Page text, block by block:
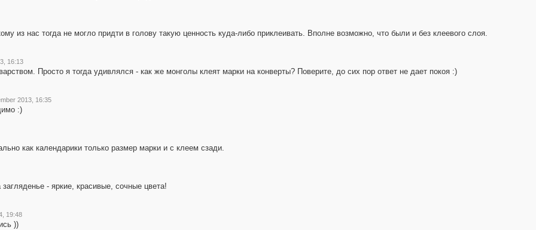
из нас тогда не могло придти в голову такую ценность куда-либо приклеивать. Вполне возможно, что были и без клеевого слоя.
16:13
Просто я тогда удивлялся - как же монголы клеят марки на конверты? Поверите, до сих пор ответ не дает покоя :)
2013, 16:35
:)
как календарики только размер марки и с клеем сзади.
- яркие, красивые, сочные цвета!
19:48
))